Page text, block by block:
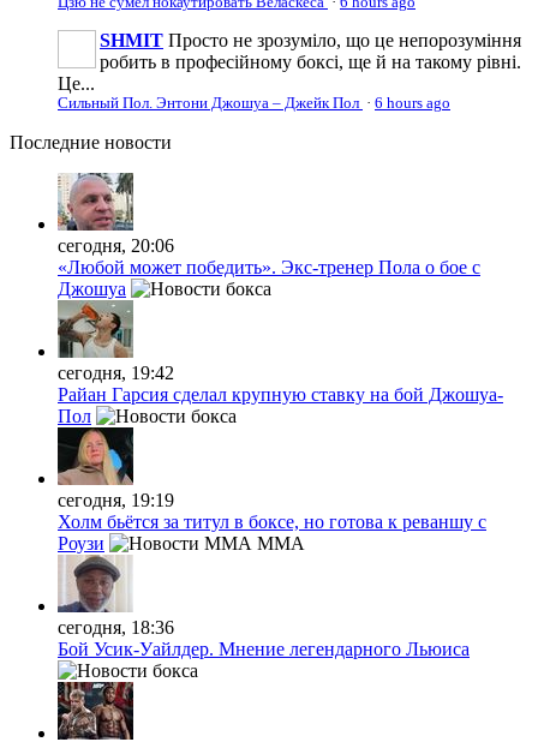
SHMIT Просто не зрозуміло, що це непорозуміння
робить в професійному боксі, ще й на такому рівні.
Це...
Сильный Пол. Энтони Джошуа – Джейк Пол · 6 hours ago
Последние новости
сегодня, 20:06
«Любой может победить». Экс-тренер Пола о бое с
Джошуа
сегодня, 19:42
Райан Гарсия сделал крупную ставку на бой Джошуа-
Пол
сегодня, 19:19
Холм бьётся за титул в боксе, но готова к реваншу с
Роузи
MMA
сегодня, 18:36
Бой Усик-Уайлдер. Мнение легендарного Льюиса